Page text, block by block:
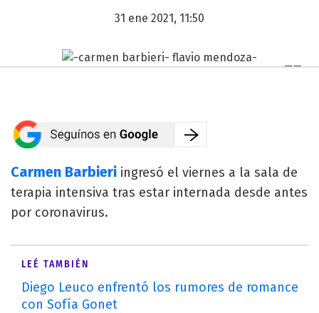
31 ene 2021, 11:50
Carmen Barbieri ingresó el viernes a la sala de
terapia intensiva tras estar internada desde antes
por coronavirus.
LEÉ TAMBIÉN
Diego Leuco enfrentó los rumores de romance
con Sofía Gonet